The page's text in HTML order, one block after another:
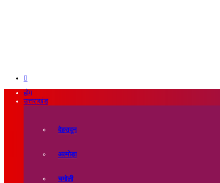
होम
उत्तराखंड
देहरादून
अल्मोड़ा
चमोली